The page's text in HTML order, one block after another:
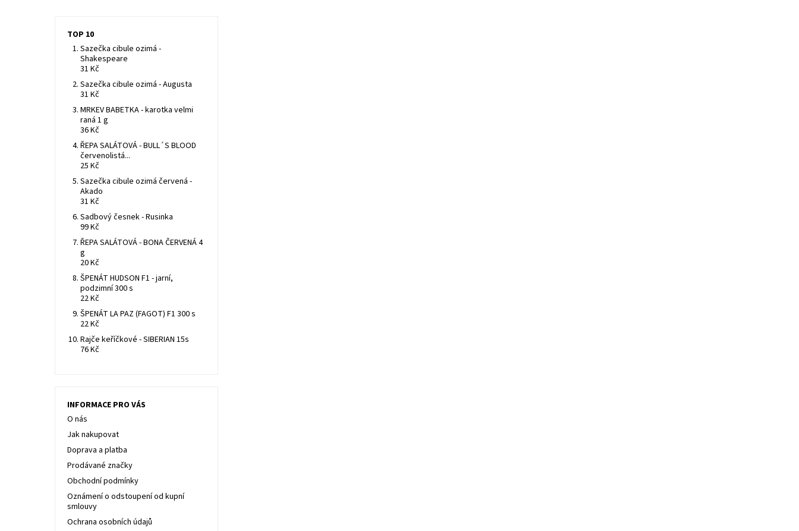
TOP 10
Sazečka cibule ozimá -
Shakespeare
31 Kč
Sazečka cibule ozimá - Augusta
31 Kč
MRKEV BABETKA - karotka velmi
raná 1 g
36 Kč
ŘEPA SALÁTOVÁ - BULL´S BLOOD
červenolistá...
25 Kč
Sazečka cibule ozimá červená -
Akado
31 Kč
Sadbový česnek - Rusinka
99 Kč
ŘEPA SALÁTOVÁ - BONA ČERVENÁ 4
g
20 Kč
ŠPENÁT HUDSON F1 - jarní,
podzimní 300 s
22 Kč
ŠPENÁT LA PAZ (FAGOT) F1 300 s
22 Kč
Rajče keříčkové - SIBERIAN 15s
76 Kč
INFORMACE PRO VÁS
O nás
Jak nakupovat
Doprava a platba
Prodávané značky
Obchodní podmínky
Oznámení o odstoupení od kupní
smlouvy
Ochrana osobních údajů